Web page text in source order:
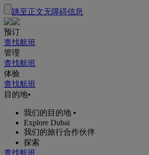
跳至正文无障碍信息
预订
查找航班
管理
查找航班
体验
查找航班
目的地•
我们的目的地 •
Explore Dubai
我们的旅行合作伙伴
探索
查找航班